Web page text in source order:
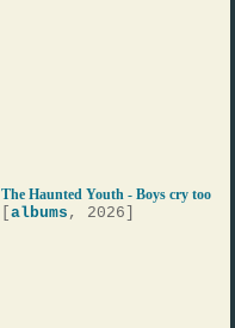
The Haunted Youth - Boys cry too
[albums , 2026]